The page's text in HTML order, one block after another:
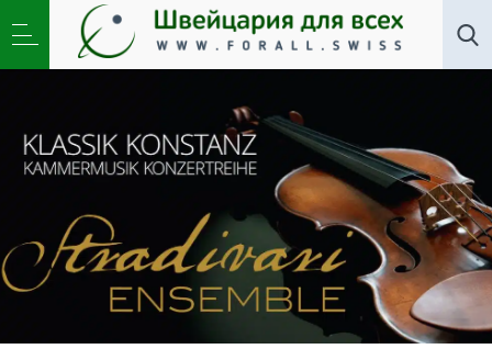
Искусство
Концерты Ансамбля Страдивари в
Констанце и Цюрихе